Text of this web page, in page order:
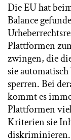
Die EU hat
Balance
Plattformen
zwingen, die
sie
sperren. Bei
kommt es
Plattformen
Kriterien sie
diskriminieren.